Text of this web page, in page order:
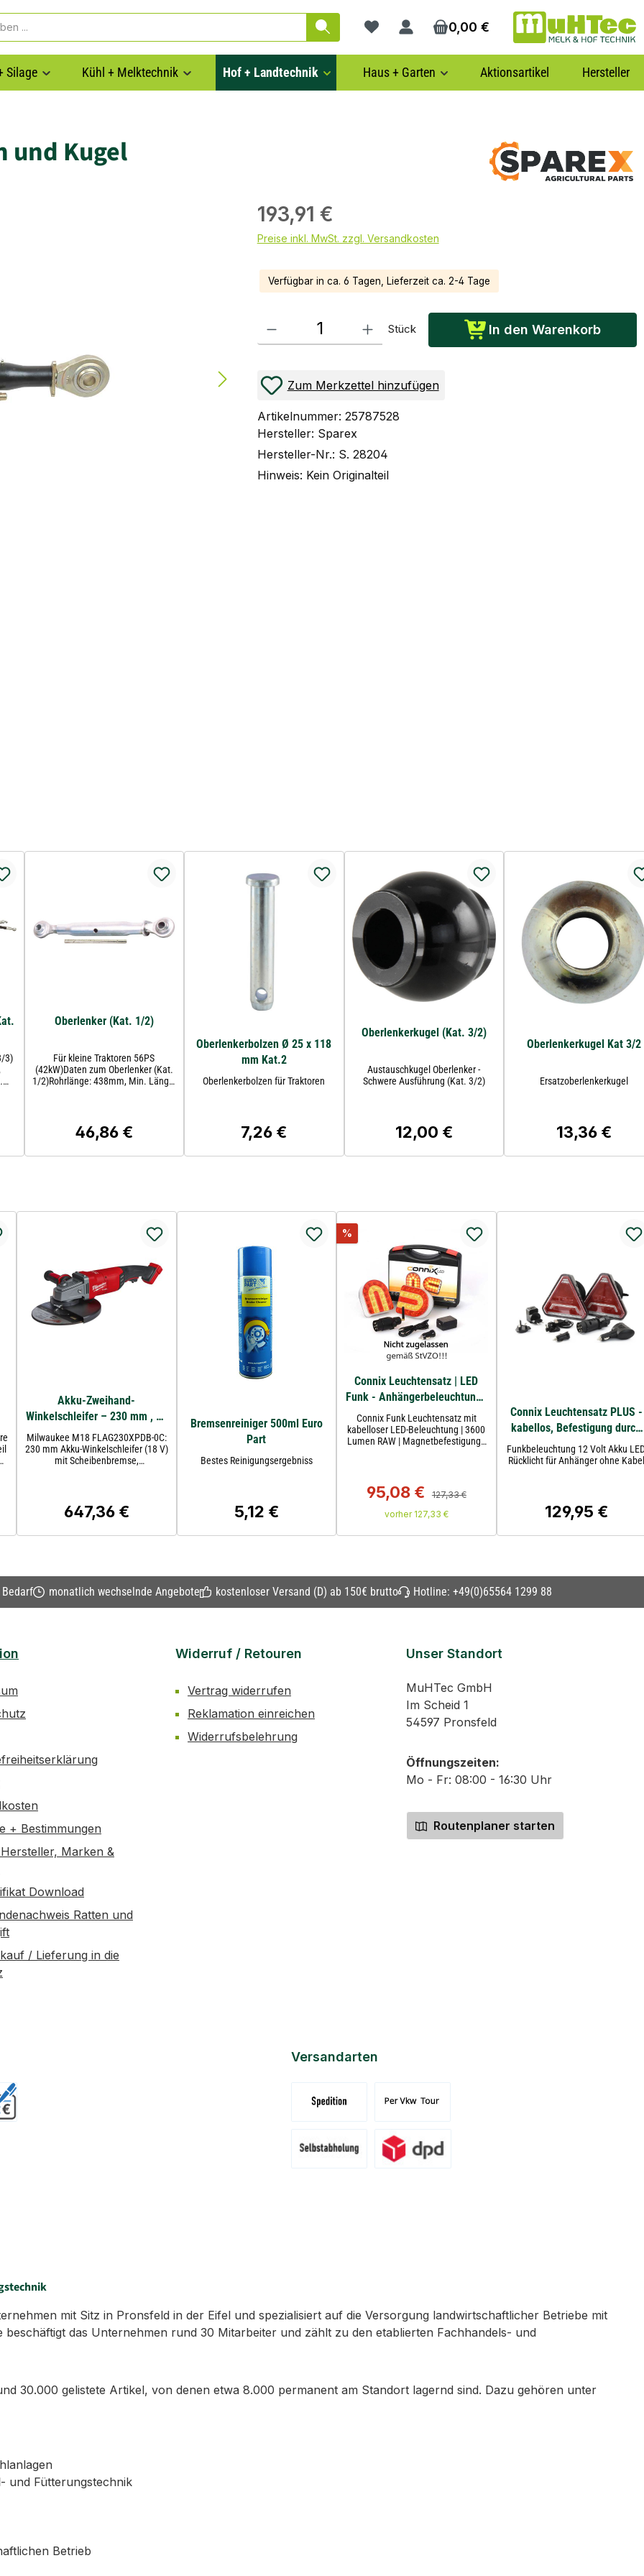
Du hast 0 Produkte auf dem Merkzettel
0,00 €
Silage Kühl + Melktechnik Hof + Landtechnik Haus + Garten Aktionsartikel Hersteller
und Kugel
193,91 €
Preise inkl. MwSt. zzgl. Versandkosten
Verfügbar in ca. 6 Tagen, Lieferzeit ca. 2-4 Tage
Produkt Anzahl: Gib den gewünschten Wert ein oder benutze die Schaltflächen um die
Stück In den Warenkorb
Zum Merkzettel hinzufügen
Artikelnummer: 25787528
Hersteller: Sparex
Hersteller-Nr.: S. 28204
Hinweis: Kein Originalteil
3)
Oberlenker (Kat. 1/2)
Für kleine Traktoren 56PS
(42kW)Daten zum Oberlenker (Kat.
1/2)Rohrlänge: 438mm, Min. Länge:
Kategorie Traktorseitig: 1
Traktorseitig: Kugel Arbeitsgerät-
Regulärer Preis:
46,86 €
Oberlenkerbolzen Ø 25 x 118
mm Kat.2
Oberlenkerbolzen für Traktoren
Regulärer Preis:
7,26 €
Oberlenkerkugel (Kat. 3/2)
Austauschkugel Oberlenker -
Schwere Ausführung (Kat. 3/2)
Regulärer Preis:
12,00 €
Oberlenkerkugel Kat 3/2
Ersatzoberlenkerkugel
Regulärer
13,36 €
Akku-Zweihand-
Winkelschleifer – 230 mm , 18
V, bürstenlos,
Scheibenbremse, Anti-
Kickback Milwaukee M18
Milwaukee M18 FLAG230XPDB-0C:
230 mm Akku-Winkelschleifer (18 V)
mit Scheibenbremse,
Akku & Ladegerät.
Regulärer Preis:
647,36 €
Bremsenreiniger 500ml Euro
Part
Bestes Reinigungsergebniss
Regulärer Preis:
5,12 €
%
Connix Leuchtensatz | LED
Funk - Anhängerbeleuchtung |
wiederaufladbar - magnetisch
- kabellos
Connix Funk Leuchtensatz mit
kabelloser LED-Beleuchtung | 3600
Lumen RAW | Magnetbefestigung |
Verkaufspreis:
95,08 € Regulärer Preis:
127,33 €
vorher 127,33 €
Connix Leuchtensatz PLUS -
kabellos, Befestigung durch
Magnet
Funkbeleuchtung 12 Volt Akku
Rücklicht für Anhänger ohne Kabel
Regulärer Preis:
129,95 €
monatlich wechselnde Angebote kostenloser Versand (D) ab 150€ brutto Hotline:+49(0)65564 1299 88
+ Bestimmungen
Marken &
Download
Ratten und
/ Lieferung in die
Widerruf / Retouren
Vertrag widerrufen
Reklamation einreichen
Widerrufsbelehrung
Unser Standort
MuHTec GmbH
Im Scheid 1
54597 Pronsfeld
Öffnungszeiten:
Mo - Fr: 08:00 - 16:30 Uhr
Routenplaner starten
Versandarten
mit Sitz in Pronsfeld in der Eifel und spezialisiert auf die Versorgung landwirtschaftlicher Betriebe mit
das Unternehmen rund 30 Mitarbeiter und zählt zu den etablierten Fachhandels- und
30.000 gelistete Artikel, von denen etwa 8.000 permanent am Standort lagernd sind. Dazu gehören unter
und Fütterungstechnik
Betrieb